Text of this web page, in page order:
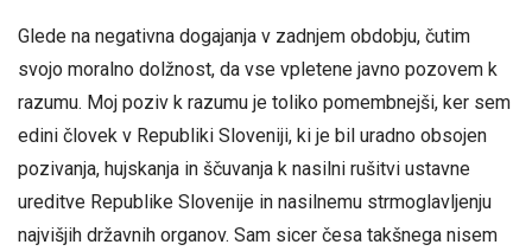
Glede na negativna dogajanja v zadnjem obdobju, čutim
svojo moralno dolžnost, da vse vpletene javno pozovem k
razumu. Moj poziv k razumu je toliko pomembnejši, ker sem
edini človek v Republiki Sloveniji, ki je bil uradno obsojen
pozivanja, hujskanja in ščuvanja k nasilni rušitvi ustavne
ureditve Republike Slovenije in nasilnemu strmoglavljenju
najvišjih državnih organov. Sam sicer česa takšnega nisem